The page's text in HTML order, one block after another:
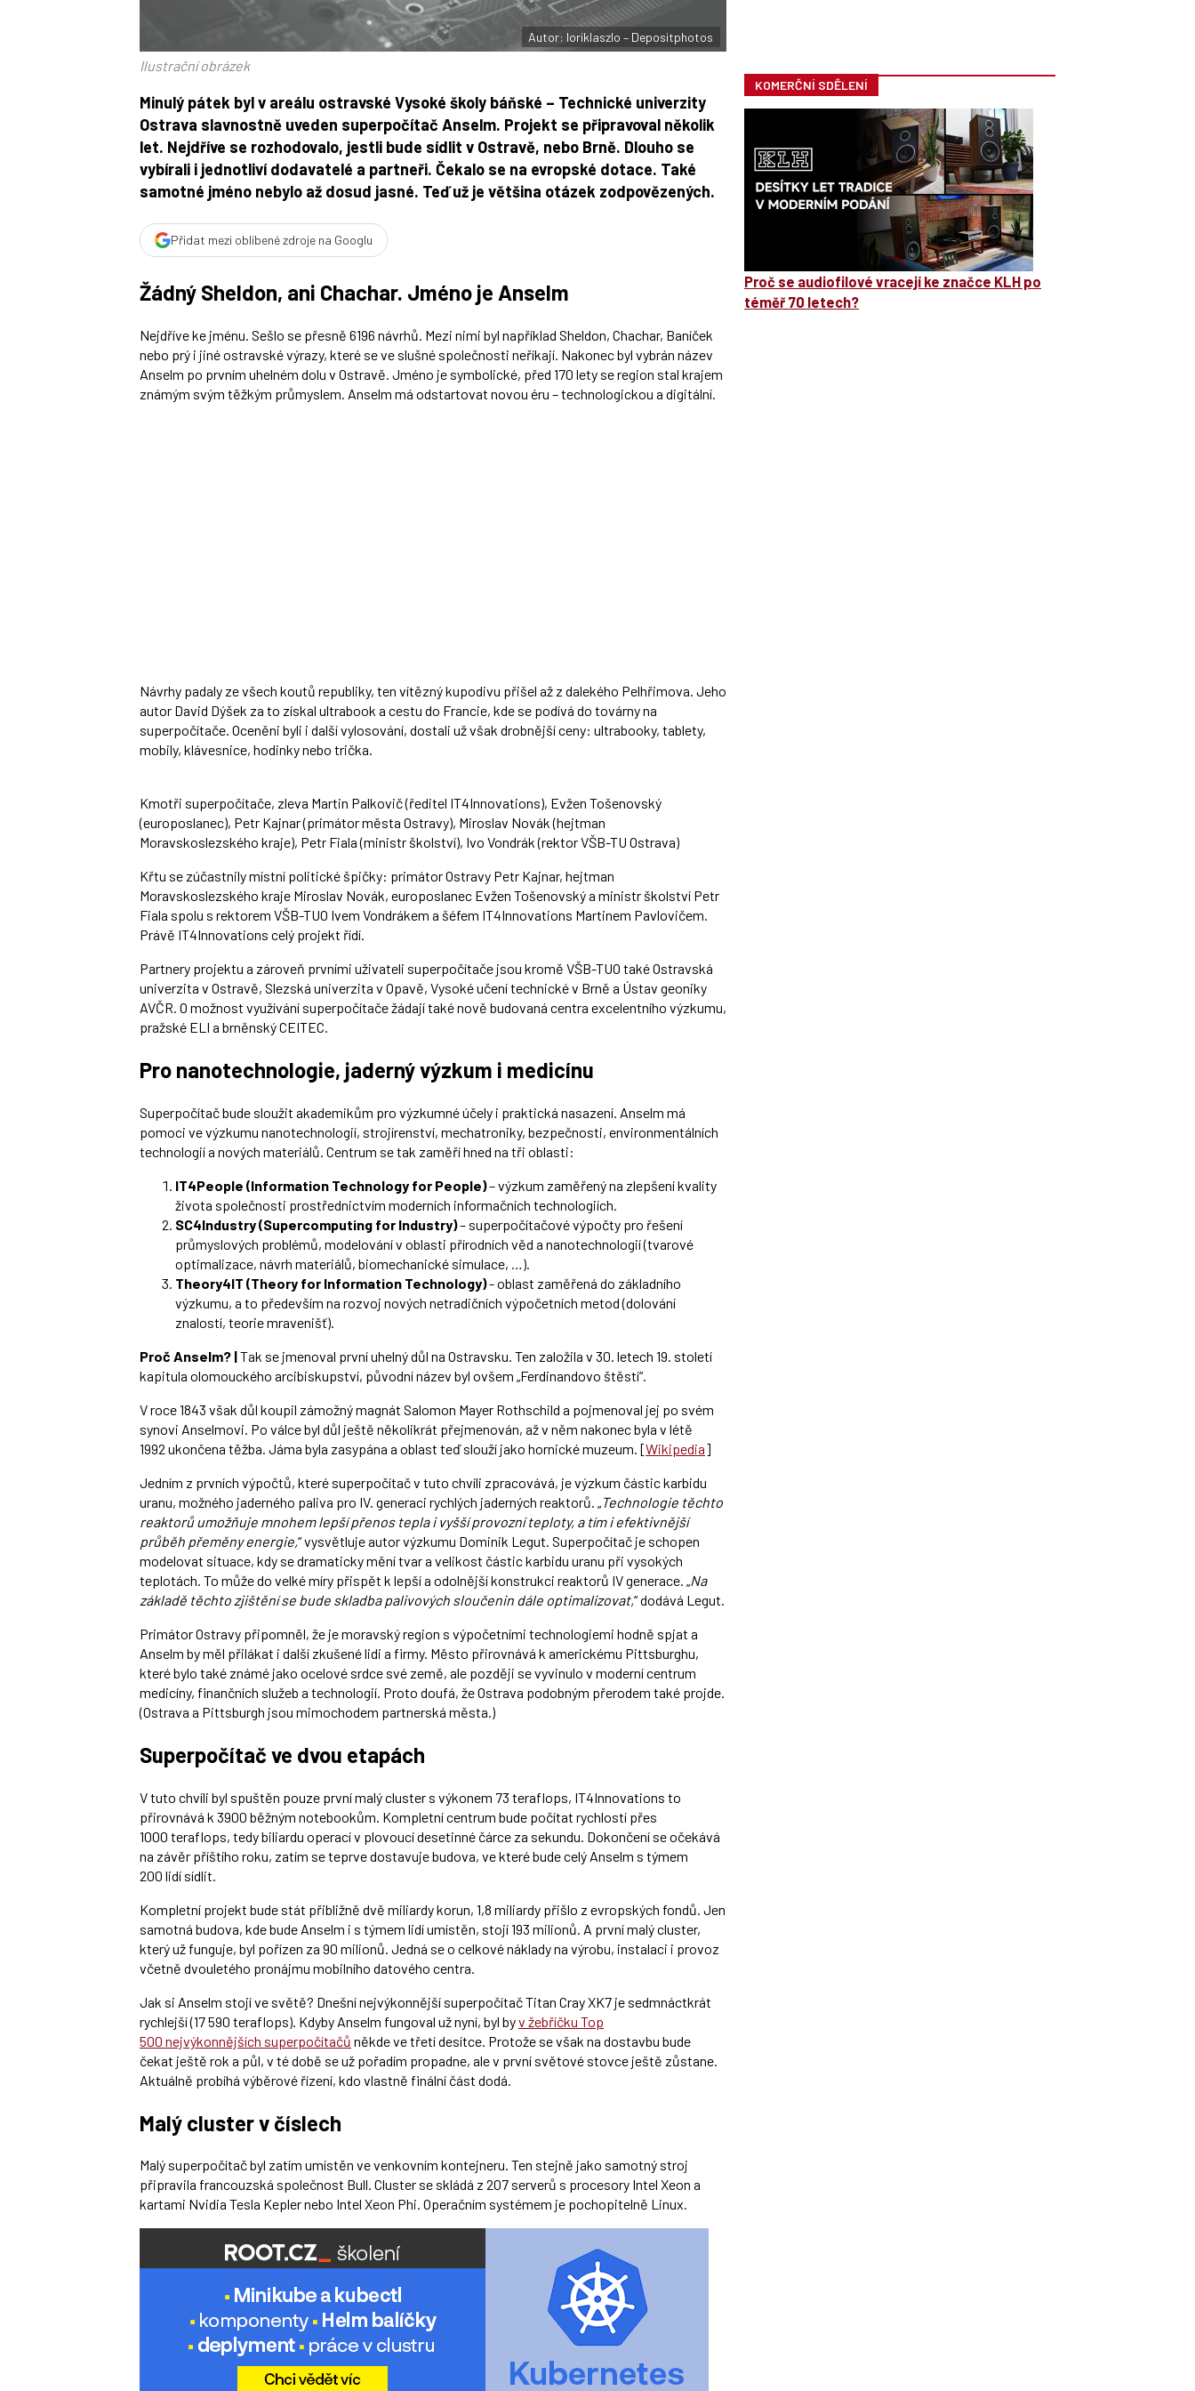
Autor: loriklaszlo – Depositphotos
Ilustrační obrázek
Minulý pátek byl v areálu ostravské Vysoké školy báňské – Technické univerzity
Ostrava slavnostně uveden superpočítač Anselm. Projekt se připravoval několik
let. Nejdříve se rozhodovalo, jestli bude sídlit v Ostravě, nebo Brně. Dlouho se
vybírali i jednotliví dodavatelé a partneři. Čekalo se na evropské dotace. Také
samotné jméno nebylo až dosud jasné. Teď už je většina otázek zodpovězených.
Přidat mezi oblíbené zdroje na Googlu
Žádný Sheldon, ani Chachar. Jméno je Anselm
Nejdříve ke jménu. Sešlo se přesně 6196 návrhů. Mezi nimi byl například Sheldon, Chachar, Baníček
nebo prý i jiné ostravské výrazy, které se ve slušné společnosti neříkají. Nakonec byl vybrán název
Anselm po prvním uhelném dolu v Ostravě. Jméno je symbolické, před 170 lety se region stal krajem
známým svým těžkým průmyslem. Anselm má odstartovat novou éru – technologickou a digitální.
Návrhy padaly ze všech koutů republiky, ten vítězný kupodivu přišel až z dalekého Pelhřimova. Jeho
autor David Dýšek za to získal ultrabook a cestu do Francie, kde se podívá do továrny na
superpočítače. Oceněni byli i další vylosování, dostali už však drobnější ceny: ultrabooky, tablety,
mobily, klávesnice, hodinky nebo trička.
Kmotři superpočítače, zleva Martin Palkovič (ředitel IT4Innovations), Evžen Tošenovský
(europoslanec), Petr Kajnar (primátor města Ostravy), Miroslav Novák (hejtman
Moravskoslezského kraje), Petr Fiala (ministr školství), Ivo Vondrák (rektor VŠB-TU Ostrava)
Křtu se zúčastnily místní politické špičky: primátor Ostravy Petr Kajnar, hejtman
Moravskoslezského kraje Miroslav Novák, europoslanec Evžen Tošenovský a ministr školství Petr
Fiala spolu s rektorem VŠB-TUO Ivem Vondrákem a šéfem IT4Innovations Martinem Pavlovičem.
Právě IT4Innovations celý projekt řídí.
Partnery projektu a zároveň prvními uživateli superpočítače jsou kromě VŠB-TUO také Ostravská
univerzita v Ostravě, Slezská univerzita v Opavě, Vysoké učení technické v Brně a Ústav geoniky
AVČR. O možnost využívání superpočítače žádají také nově budovaná centra excelentního výzkumu,
pražské ELI a brněnský CEITEC.
Pro nanotechnologie, jaderný výzkum i medicínu
Superpočítač bude sloužit akademikům pro výzkumné účely i praktická nasazení. Anselm má
pomoci ve výzkumu nanotechnologií, strojírenství, mechatroniky, bezpečnosti, environmentálních
technologií a nových materiálů. Centrum se tak zaměří hned na tři oblasti:
IT4People (Information Technology for People)– výzkum zaměřený na zlepšení kvality
života společnosti prostřednictvím moderních informačních technologiích.
SC4Industry (Supercomputing for Industry)– superpočítačové výpočty pro řešení
průmyslových problémů, modelování v oblasti přírodních věd a nanotechnologií (tvarové
optimalizace, návrh materiálů, biomechanické simulace, …).
Theory4IT (Theory for Information Technology)- oblast zaměřená do základního
výzkumu, a to především na rozvoj nových netradičních výpočetních metod (dolování
znalostí, teorie mravenišť).
Proč Anselm? |Tak se jmenoval první uhelný důl na Ostravsku. Ten založila v 30. letech 19. století
kapitula olomouckého arcibiskupství, původní název byl ovšem „Ferdinandovo štěstí“.
V roce 1843 však důl koupil zámožný magnát Salomon Mayer Rothschild a pojmenoval jej po svém
synovi Anselmovi. Po válce byl důl ještě několikrát přejmenován, až v něm nakonec byla v létě
1992 ukončena těžba. Jáma byla zasypána a oblast teď slouží jako hornické muzeum. [Wikipedia]
Jedním z prvních výpočtů, které superpočítač v tuto chvíli zpracovává, je výzkum částic karbidu
uranu, možného jaderného paliva pro IV. generaci rychlých jaderných reaktorů. „Technologie těchto
reaktorů umožňuje mnohem lepší přenos tepla i vyšší provozní teploty, a tím i efektivnější
průběh přeměny energie,“ vysvětluje autor výzkumu Dominik Legut. Superpočítač je schopen
modelovat situace, kdy se dramaticky mění tvar a velikost částic karbidu uranu při vysokých
teplotách. To může do velké míry přispět k lepší a odolnější konstrukci reaktorů IV generace. „Na
základě těchto zjištění se bude skladba palivových sloučenin dále optimalizovat,“ dodává Legut.
Primátor Ostravy připomněl, že je moravský region s výpočetními technologiemi hodně spjat a
Anselm by měl přilákat i další zkušené lidi a firmy. Město přirovnává k americkému Pittsburghu,
které bylo také známé jako ocelové srdce své země, ale později se vyvinulo v moderní centrum
medicíny, finančních služeb a technologií. Proto doufá, že Ostrava podobným přerodem také projde.
(Ostrava a Pittsburgh jsou mimochodem partnerská města.)
Superpočítač ve dvou etapách
V tuto chvíli byl spuštěn pouze první malý cluster s výkonem 73 teraflops, IT4Innovations to
přirovnává k 3900 běžným notebookům. Kompletní centrum bude počítat rychlostí přes
1000 teraflops, tedy biliardu operací v plovoucí desetinné čárce za sekundu. Dokončení se očekává
na závěr příštího roku, zatím se teprve dostavuje budova, ve které bude celý Anselm s týmem
200 lidí sídlit.
Kompletní projekt bude stát přibližně dvě miliardy korun, 1,8 miliardy přišlo z evropských fondů. Jen
samotná budova, kde bude Anselm i s týmem lidí umístěn, stojí 193 milionů. A první malý cluster,
který už funguje, byl pořízen za 90 milionů. Jedná se o celkové náklady na výrobu, instalaci i provoz
včetně dvouletého pronájmu mobilního datového centra.
Jak si Anselm stojí ve světě? Dnešní nejvýkonnější superpočítač Titan Cray XK7 je sedmnáctkrát
rychlejší (17 590 teraflops). Kdyby Anselm fungoval už nyní, byl byv žebříčku Top
500 nejvýkonnějších superpočítačů někde ve třetí desítce. Protože se však na dostavbu bude
čekat ještě rok a půl, v té době se už pořadím propadne, ale v první světové stovce ještě zůstane.
Aktuálně probíhá výběrové řízení, kdo vlastně finální část dodá.
Malý cluster v číslech
Malý superpočítač byl zatím umístěn ve venkovním kontejneru. Ten stejně jako samotný stroj
připravila francouzská společnost Bull. Cluster se skládá z 207 serverů s procesory Intel Xeon a
kartami Nvidia Tesla Kepler nebo Intel Xeon Phi. Operačním systémem je pochopitelně Linux.
KOMERČNÍ SDĚLENÍ
Proč se audiofilové vracejí ke značce KLH po
téměř 70 letech?